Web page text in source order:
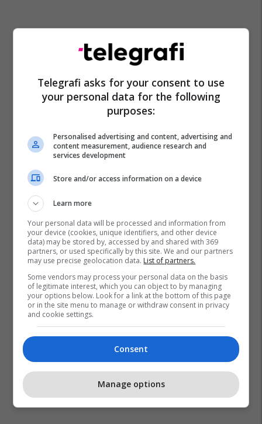
Be Bashkimi Evropian Para Të Gatshme
Telegrafi asks for your consent to use
your personal data for the following
purposes:
Personalised advertising and content, advertising and
content measurement, audience research and
services development
Store and/or access information on a device
Learn more
Your personal data will be processed and information from
your device (cookies, unique identifiers, and other device
data) may be stored by, accessed by and shared with 369
partners, or used specifically by this site. We and our partners
may use precise geolocation data. List of partners.
Some vendors may process your personal data on the basis
of legitimate interest, which you can object to by managing
your options below. Look for a link at the bottom of this page
or in the site menu to manage or withdraw consent in privacy
and cookie settings.
Consent
Manage options